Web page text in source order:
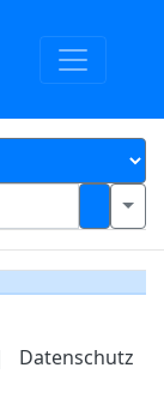
Datenschutz